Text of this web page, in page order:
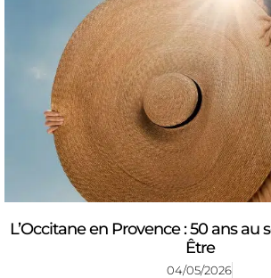
L’Occitane en Provence : 50 ans au
Être
04/05/2026